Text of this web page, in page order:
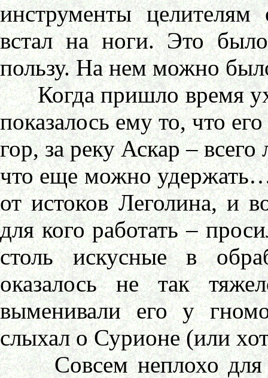
инструменты
встал на ноги. Это
пользу. На нем можно
Когда пришло время
показалось ему то, что
гор, за реку Аскар –
что еще можно удержать…
от истоков Леголина, и
для кого работать –
столь искусные в
оказалось не так
выменивали его у
слыхал о Сурионе (или
Совсем неплохо для